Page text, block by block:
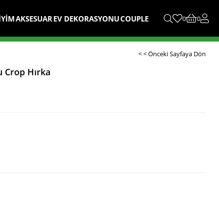
AKSESUAR EV DEKORASYONUCOUPLE 0 0
< < Önceki Sayfaya Dön
Crop Hırka